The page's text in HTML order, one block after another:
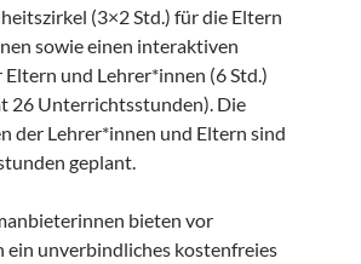
(3×2 Std.) für die Eltern
sowie einen interaktiven
und Lehrer*innen (6 Std.)
26 Unterrichtsstunden). Die
der Lehrer*innen und Eltern sind
geplant.
bieten vor
ein unverbindliches kostenfreies